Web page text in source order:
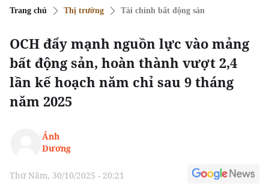
Trang chủ Thị trường Tài chính bất động sản
OCH đẩy mạnh nguồn lực vào mảng
bất động sản, hoàn thành vượt 2,4
lần kế hoạch năm chỉ sau 9 tháng
năm 2025
Ánh
Dương
Thứ Năm, 30/10/2025 - 20:21